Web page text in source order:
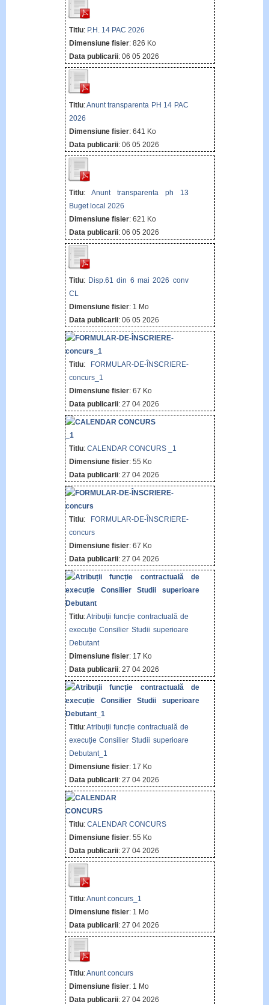
Titlu: P.H. 14 PAC 2026
Dimensiune fisier: 826 Ko
Data publicarii: 06 05 2026
Titlu:Anunt transparenta PH 14 PAC
2026
Dimensiune fisier: 641 Ko
Data publicarii: 06 05 2026
Titlu: Anunt transparenta ph 13
Buget local 2026
Dimensiune fisier: 621 Ko
Data publicarii: 06 05 2026
Titlu: Disp.61 din 6 mai 2026 conv
CL
Dimensiune fisier: 1 Mo
Data publicarii: 06 05 2026
Titlu:
FORMULAR-DE-ÎNSCRIERE-
concurs_1
Dimensiune fisier: 67 Ko
Data publicarii: 27 04 2026
Titlu: CALENDAR CONCURS _1
Dimensiune fisier: 55 Ko
Data publicarii: 27 04 2026
Titlu:
FORMULAR-DE-ÎNSCRIERE-
concurs
Dimensiune fisier: 67 Ko
Data publicarii: 27 04 2026
Titlu:Atribuții funcție contractuală de
execuție Consilier Studii superioare
Debutant
Dimensiune fisier: 17 Ko
Data publicarii: 27 04 2026
Titlu:Atribuții funcție contractuală de
execuție Consilier Studii superioare
Debutant_1
Dimensiune fisier: 17 Ko
Data publicarii: 27 04 2026
Titlu: CALENDAR CONCURS
Dimensiune fisier: 55 Ko
Data publicarii: 27 04 2026
Titlu:Anunt concurs_1
Dimensiune fisier: 1 Mo
Data publicarii: 27 04 2026
Titlu:Anunt concurs
Dimensiune fisier: 1 Mo
Data publicarii: 27 04 2026